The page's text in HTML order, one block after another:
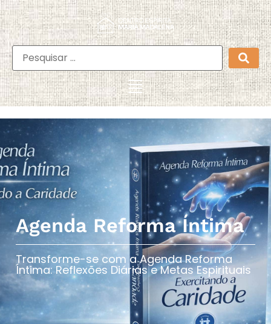
Agenda Reforma Íntima
Transforme-se com a Agenda Reforma
Íntima: Reflexões Diárias e Metas Espirituais​